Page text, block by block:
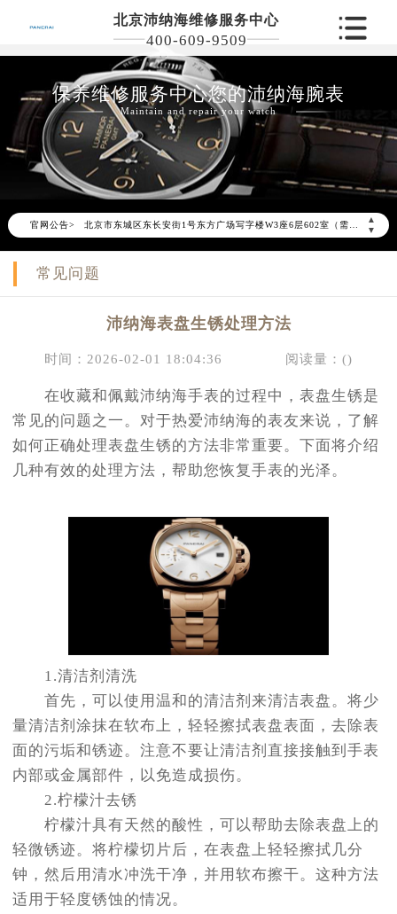
北京沛纳海维修服务中心
400-609-9509
保养维修服务中心您的沛纳海腕表
Maintain and repair your watch
官网公告>
▲
▼
2026年6月沛纳海北京市售后服务网络优化升级公告
2026年6月北京市沛纳海官方售后客户服务热线：400-609-9509
2026年6月沛纳海售后服务中心最新网点地址：
北京市朝阳区建国门外大街甲6号华熙国际中心写字楼D座11层1102室（需提前预约）
节假日正常营业！
常见问题
沛纳海表盘生锈处理方法
时间：2026-02-01 18:04:36 阅读量：()
在收藏和佩戴沛纳海手表的过程中，表盘生锈是
常见的问题之一。对于热爱沛纳海的表友来说，了解
如何正确处理表盘生锈的方法非常重要。下面将介绍
几种有效的处理方法，帮助您恢复手表的光泽。
1.清洁剂清洗
首先，可以使用温和的清洁剂来清洁表盘。将少
量清洁剂涂抹在软布上，轻轻擦拭表盘表面，去除表
面的污垢和锈迹。注意不要让清洁剂直接接触到手表
内部或金属部件，以免造成损伤。
2.柠檬汁去锈
柠檬汁具有天然的酸性，可以帮助去除表盘上的
轻微锈迹。将柠檬切片后，在表盘上轻轻擦拭几分
钟，然后用清水冲洗干净，并用软布擦干。这种方法
适用于轻度锈蚀的情况。